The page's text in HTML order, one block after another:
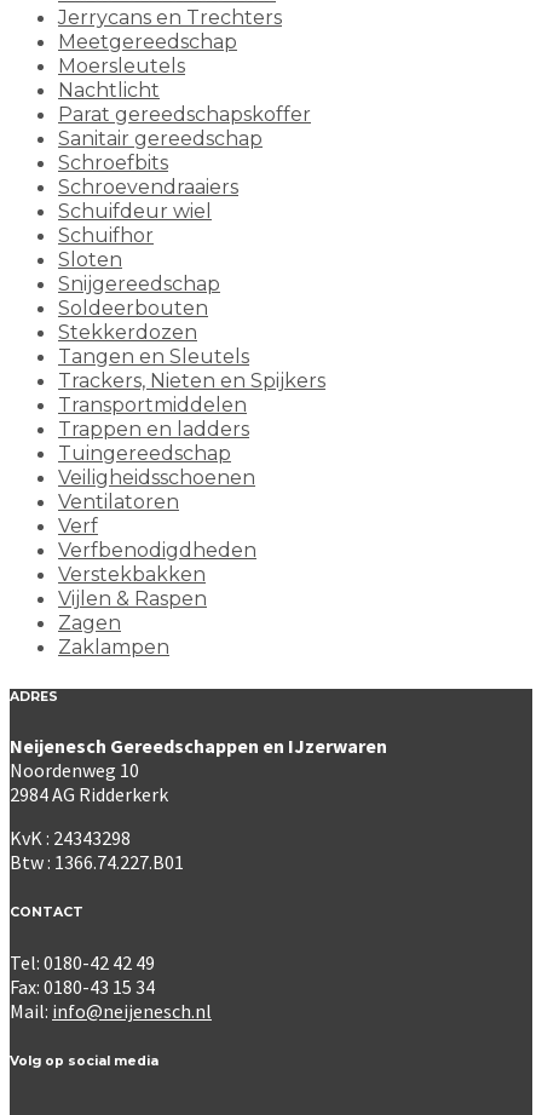
Jerrycans en Trechters
Meetgereedschap
Moersleutels
Nachtlicht
Parat gereedschapskoffer
Sanitair gereedschap
Schroefbits
Schroevendraaiers
Schuifdeur wiel
Schuifhor
Sloten
Snijgereedschap
Soldeerbouten
Stekkerdozen
Tangen en Sleutels
Trackers, Nieten en Spijkers
Transportmiddelen
Trappen en ladders
Tuingereedschap
Veiligheidsschoenen
Ventilatoren
Verf
Verfbenodigdheden
Verstekbakken
Vijlen & Raspen
Zagen
Zaklampen
ADRES
Neijenesch Gereedschappen en IJzerwaren
Noordenweg 10
2984 AG Ridderkerk
KvK : 24343298
Btw : 1366.74.227.B01
CONTACT
Tel: 0180-42 42 49
Fax: 0180-43 15 34
Mail: info@neijenesch.nl
Volg op social media